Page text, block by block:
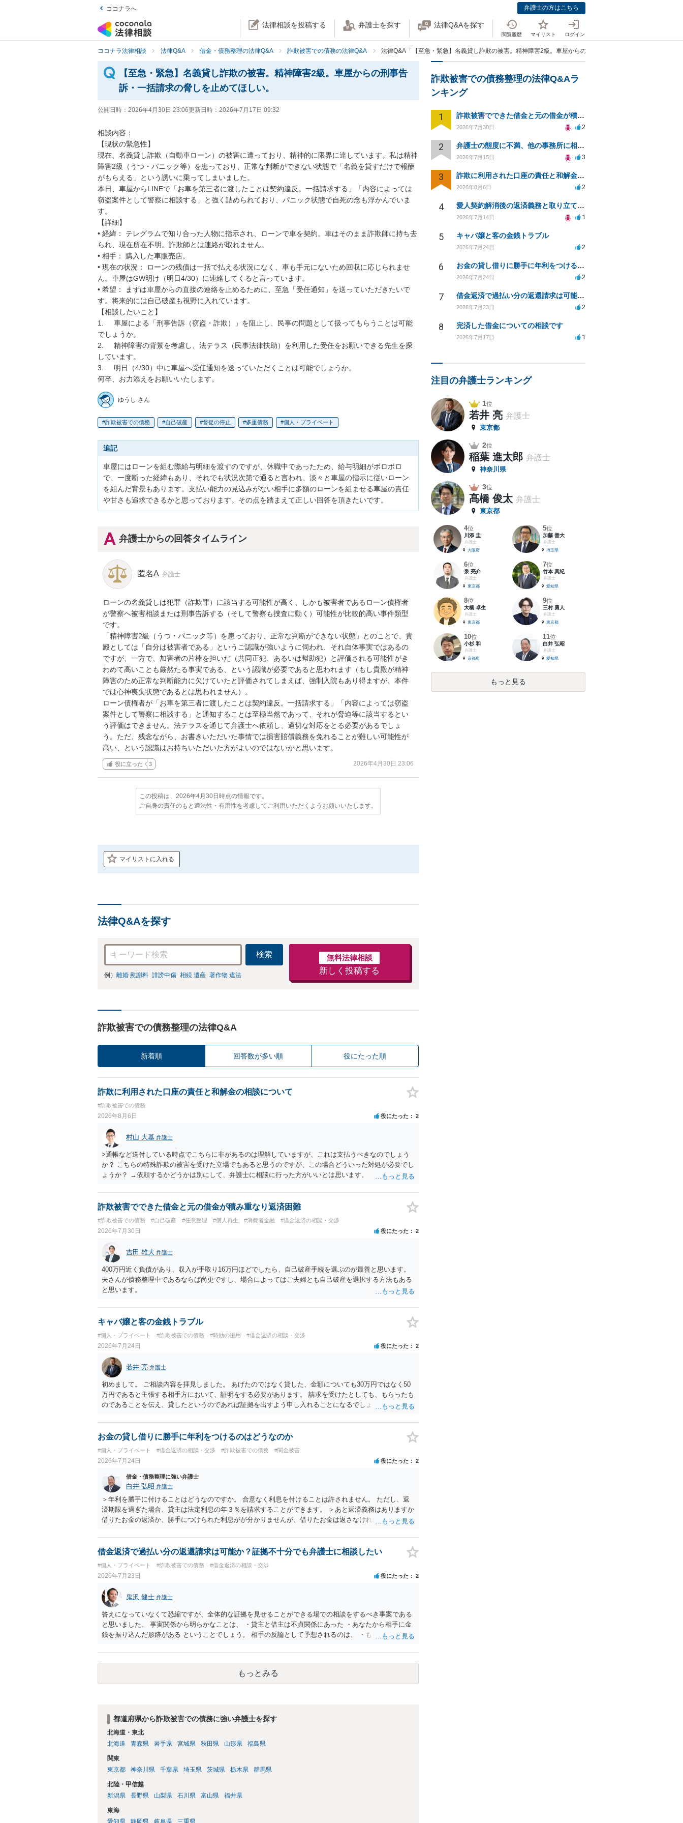
ココナラへ 弁護士の方はこちら
法律相談を投稿する 弁護士を探す 法律Q&Aを探す
閲覧履歴 マイリスト ログイン
ココナラ法律相談 法律Q&A 借金・債務整理の法律Q&A 詐欺被害での債務の法律Q&A 法律Q&A「【至急・緊急】名義貸し詐欺の被害。精神障害2級。車屋からの刑事告訴・一括請求の脅しを止め
【至急・緊急】名義貸し詐欺の被害。精神障害2級。車屋からの刑事告
訴・一括請求の脅しを止めてほしい。
公開日時： 2026年4月30日 23:06更新日時： 2026年7月17日 09:32
相談内容：
【現状の緊急性】
現在、名義貸し詐欺（自動車ローン）の被害に遭っており、精神的に限界に達しています。私は精神
障害2級（うつ・パニック等）を患っており、正常な判断ができない状態で「名義を貸すだけで報酬
がもらえる」という誘いに乗ってしまいました。
本日、車屋からLINEで「お車を第三者に渡したことは契約違反。一括請求する」「内容によっては
窃盗案件として警察に相談する」と強く詰められており、パニック状態で自死の念も浮かんでいま
す。
【詳細】
• 経緯： テレグラムで知り合った人物に指示され、ローンで車を契約。車はそのまま詐欺師に持ち去
られ、現在所在不明。詐欺師とは連絡が取れません。
• 相手： 購入した車販売店。
• 現在の状況： ローンの残債は一括で払える状況になく、車も手元にないため回収に応じられませ
ん。車屋はGW明け（明日4/30）に連絡してくると言っています。
• 希望： まずは車屋からの直接の連絡を止めるために、至急「受任通知」を送っていただきたいで
す。将来的には自己破産も視野に入れています。
【相談したいこと】
1.	車屋による「刑事告訴（窃盗・詐欺）」を阻止し、民事の問題として扱ってもらうことは可能
でしょうか。
2.	精神障害の背景を考慮し、法テラス（民事法律扶助）を利用した受任をお願いできる先生を探
しています。
3.	明日（4/30）中に車屋へ受任通知を送っていただくことは可能でしょうか。
何卒、お力添えをお願いいたします。
ゆうし さん
詐欺被害での債務 自己破産 督促の停止 多重債務 個人・プライベート
追記
車屋にはローンを組む際給与明細を渡すのですが、休職中であったため、給与明細がボロボロ
で、一度断った経緯もあり、それでも状況次第で通ると言われ、淡々と車屋の指示に従いローン
を組んだ背景もあります。支払い能力の見込みがない相手に多額のローンを組ませる車屋の責任
や甘さも追求できるかと思っております。その点を踏まえて正しい回答を頂きたいです。
弁護士からの回答タイムライン
匿名A 弁護士
ローンの名義貸しは犯罪（詐欺罪）に該当する可能性が高く、しかも被害者であるローン債権者
が警察へ被害相談または刑事告訴する（そして警察も捜査に動く）可能性が比較的高い事件類型
です。
「精神障害2級（うつ・パニック等）を患っており、正常な判断ができない状態」とのことで、貴
殿としては「自分は被害者である」というご認識が強いように伺われ、それ自体事実ではあるの
ですが、一方で、加害者の片棒を担いだ（共同正犯、あるいは幇助犯）と評価される可能性がき
わめて高いことも厳然たる事実である、という認識が必要であると思われます（もし貴殿が精神
障害のため正常な判断能力に欠けていたと評価されてしまえば、強制入院もあり得ますが、本件
では心神喪失状態であるとは思われません）。
ローン債権者が「お車を第三者に渡したことは契約違反。一括請求する」「内容によっては窃盗
案件として警察に相談する」と通知することは至極当然であって、それが脅迫等に該当するとい
う評価はできません。法テラスを通じて弁護士へ依頼し、適切な対応をとる必要があるでしょ
う。ただ、残念ながら、お書きいただいた事情では損害賠償義務を免れることが難しい可能性が
高い、という認識はお持ちいただいた方がよいのではないかと思います。
役に立った 3 2026年4月30日 23:06
この投稿は、2026年4月30日時点の情報です。
ご自身の責任のもと適法性・有用性を考慮してご利用いただくようお願いいたします。
マイリストに入れる
法律Q&Aを探す
検索
例） 離婚 慰謝料 誹謗中傷 相続 遺産 著作物 違法
無料法律相談
新しく投稿する
詐欺被害での債務整理の法律Q&A
新着順 回答数が多い順 役にたった順
詐欺に利用された口座の責任と和解金の相談について
#詐欺被害での債務
2026年8月6日 役にたった 2
村山 大基 弁護士
>通帳など送付している時点でこちらに非があるのは理解していますが、これは支払うべきなのでしょう
か？ こちらの特殊詐欺の被害を受けた立場でもあると思うのですが、この場合どういった対処が必要でし
ょうか？ →依頼するかどうかは別にして、弁護士に相談に行った方がいいとは思います。 そもそも、
とは可能でしょうか？ →一般的には難しいです。相談者さんも１００万円の被害を受けたとして、１円も
払わないで和解したいと言われたら、 できるだけ重い刑罰を与えて欲しい、と思われるのではないでし
だ、弁護士費用かけるならその分賠償に回すことも考えられるので、 兼ね合いは考えてみましょう。
詐欺被害でできた借金と元の借金が積み重なり返済困難
#詐欺被害での債務 #自己破産 #任意整理 #個人再生 #消費者金融 #借金返済の相談・交渉
2026年7月30日 役にたった 2
吉田 雄大 弁護士
400万円近く負債があり、収入が手取り16万円ほどでしたら、自己破産手続を選ぶのが最善と思います。
夫さんが債務整理中であるならば尚更ですし、場合によってはご夫婦とも自己破産を選択する方法もある
と思います。
キャバ嬢と客の金銭トラブル
#個人・プライベート #詐欺被害での債務 #時効の援用 #借金返済の相談・交渉
2026年7月24日 役にたった 2
若井 亮 弁護士
初めまして。 ご相談内容を拝見しました。 あげたのではなく貸した、金額についても30万円ではなく50
万円であると主張する相手方において、証明をする必要があります。 請求を受けたとしても、もらったも
のであることを伝え、貸したというのであれば証拠を出すよう申し入れることになるでしょう。 請求があ
お金の貸し借りに勝手に年利をつけるのはどうなのか
#個人・プライベート #借金返済の相談・交渉 #詐欺被害での債務 #闇金被害
2026年7月24日 役にたった 2
借金・債務整理に強い弁護士
白井 弘昭 弁護士
＞年利を勝手に付けることはどうなのですか。 合意なく利息を付けることは許されません。 ただし、返
済期限を過ぎた場合、貸主は法定利息の年３％を請求することができます。 ＞あと返済義務はありますか
借りたお金の返済か、勝手につけられた利息がが分かりませんが、借りたお金は返さなければいけません
借金返済で過払い分の返還請求は可能か？証拠不十分でも弁護士に相談したい
#個人・プライベート #詐欺被害での債務 #借金返済の相談・交渉
2026年7月23日 役にたった 2
鬼沢 健士 弁護士
答えになっていなくて恐縮ですが、全体的な証拠を見せることができる場での相談をするべき事案である
と思いました。 事実関係から明らかなことは、 ・貸主と借主は不貞関係にあった ・あなたから相手に金
銭を振り込んだ形跡がある ということでしょう。 相手の反論として予想されるのは、 ・もらったものだ
あるといえそうなものはありませんでした。 不貞当事者間での貸金だからといって不法原因給付になるわ
けではありません。 あなたが性行為をしたくてお金を払ってお願いしていたという事情などが必要です。
もっとみる
都道府県から詐欺被害での債務に強い弁護士を探す
北海道・東北
北海道
青森県 岩手県 宮城県 秋田県 山形県 福島県
関東
東京都
神奈川県 千葉県 埼玉県 茨城県 栃木県 群馬県
北陸・甲信越
新潟県
長野県 山梨県 石川県 富山県 福井県
東海
愛知県
静岡県 岐阜県 三重県
詐欺被害での債務整理の法律Q&Aラ
ンキング
1 詐欺被害でできた借金と元の借金が積み重なり返済困難
2026年7月30日 2
2 弁護士の態度に不満、他の事務所に相談すべきか？
2026年7月15日 3
3 詐欺に利用された口座の責任と和解金の相談について
2026年8月6日 2
4 愛人契約解消後の返済義務と取り立て行為の合法性は？
2026年7月14日 1
5 キャバ嬢と客の金銭トラブル
2026年7月24日 2
6 お金の貸し借りに勝手に年利をつけるのはどうなのか
2026年7月24日 2
7 借金返済で過払い分の返還請求は可能か？証拠不十分でも弁護士に相談したい
2026年7月23日 2
8 完済した借金についての相談です
2026年7月17日 1
注目の弁護士ランキング
1位
若井 亮 弁護士
東京都
2位
稲葉 進太郎 弁護士
神奈川県
3位
髙橋 俊太 弁護士
東京都
4位
川添 圭
弁護士
大阪府
5位
加藤 善大
弁護士
埼玉県
6位
泉 亮介
弁護士
東京都
7位
竹本 真紀
弁護士
愛知県
8位
大橋 卓生
弁護士
東京都
9位
三村 勇人
弁護士
東京都
10位
小杉 和
弁護士
京都府
11位
白井 弘昭
弁護士
愛知県
もっと見る